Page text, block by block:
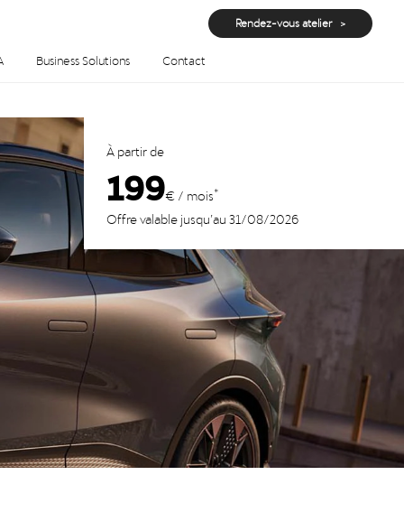
Rendez-vous atelier
Business Solutions Contact
À partir de
199€ / mois*
Offre valable jusqu’au 31/08/2026